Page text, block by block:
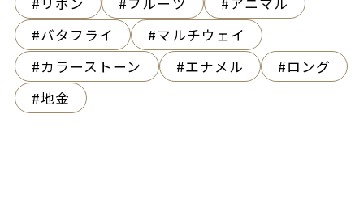
バタフライ
マルチウェイ
カラーストーン
エナメル
ロング
地金